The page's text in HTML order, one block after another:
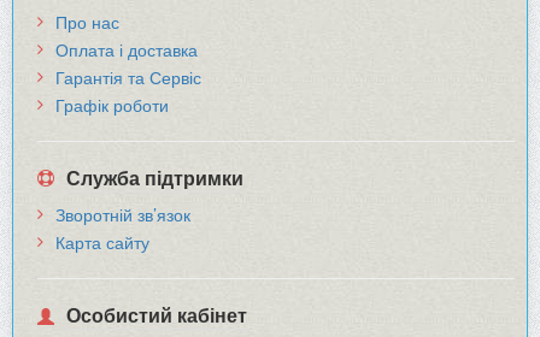
Про нас
Оплата і доставка
Гарантія та Сервіс
Графік роботи
Служба підтримки
Зворотній зв’язок
Карта сайту
Особистий кабінет